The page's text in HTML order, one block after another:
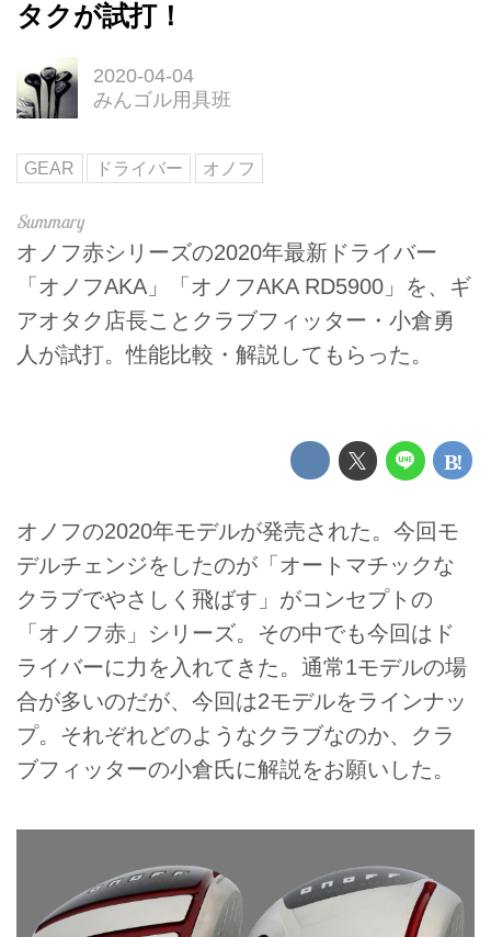
タクが試打！
2020-04-04
みんゴル用具班
GEAR ドライバー オノフ
オノフ赤シリーズの2020年最新ドライバー
「オノフAKA」「オノフAKA RD5900」を、ギ
アオタク店長ことクラブフィッター・小倉勇
人が試打。性能比較・解説してもらった。
オノフの2020年モデルが発売された。今回モ
デルチェンジをしたのが「オートマチックな
クラブでやさしく飛ばす」がコンセプトの
「オノフ赤」シリーズ。その中でも今回はド
ライバーに力を入れてきた。通常1モデルの場
合が多いのだが、今回は2モデルをラインナッ
プ。それぞれどのようなクラブなのか、クラ
ブフィッターの小倉氏に解説をお願いした。